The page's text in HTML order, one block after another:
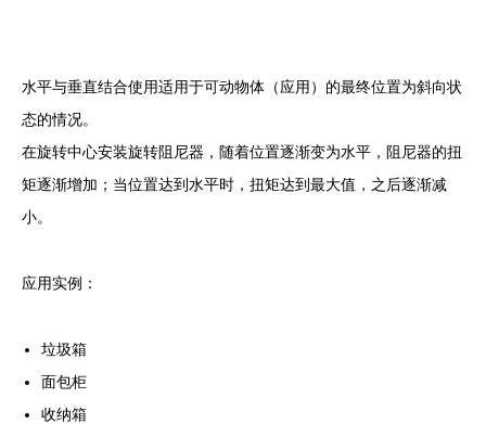
水平与垂直结合使用适用于可动物体（应用）的最终位置为斜向状
态的情况。
在旋转中心安装旋转阻尼器，随着位置逐渐变为水平，阻尼器的扭
矩逐渐增加；当位置达到水平时，扭矩达到最大值，之后逐渐减
小。
应用实例：
垃圾箱
面包柜
收纳箱